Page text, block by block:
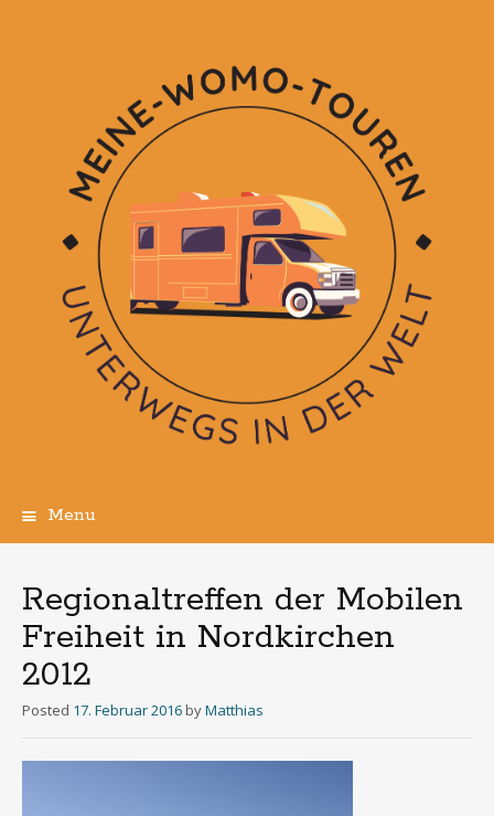
Menu
Regionaltreffen der Mobilen
Freiheit in Nordkirchen
2012
Posted 17. Februar 2016 byMatthias